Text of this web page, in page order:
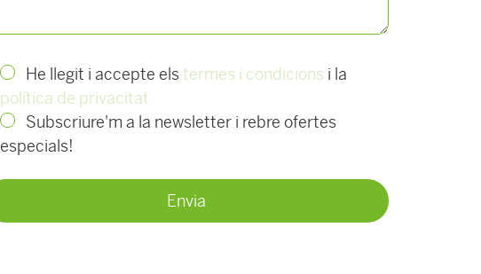
He llegit i accepte elstermes i condicions i la
política de privacitat
Subscriure'm a la newsletter i rebre ofertes
especials!